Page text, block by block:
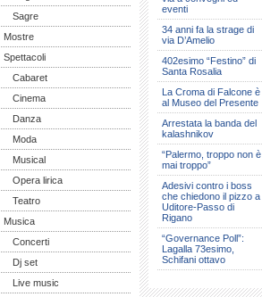
Sagre
Mostre
Spettacoli
Cabaret
Cinema
Danza
Moda
Musical
Opera lirica
Teatro
Musica
Concerti
Dj set
Live music
eventi
34 anni fa la strage di
via D’Amelio
402esimo “Festino” di
Santa Rosalia
La Croma di Falcone è
al Museo del Presente
Arrestata la banda del
kalashnikov
“Palermo, troppo non è
mai troppo”
Adesivi contro i boss
che chiedono il pizzo a
Uditore-Passo di
Rigano
“Governance Poll”:
Lagalla 73esimo,
Schifani ottavo